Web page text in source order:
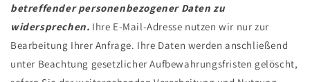
betreffender personenbezogener Daten zu
widersprechen. Ihre E-Mail-Adresse nutzen wir nur zur
Bearbeitung Ihrer Anfrage. Ihre Daten werden anschließend
unter Beachtung gesetzlicher Aufbewahrungsfristen gelöscht,